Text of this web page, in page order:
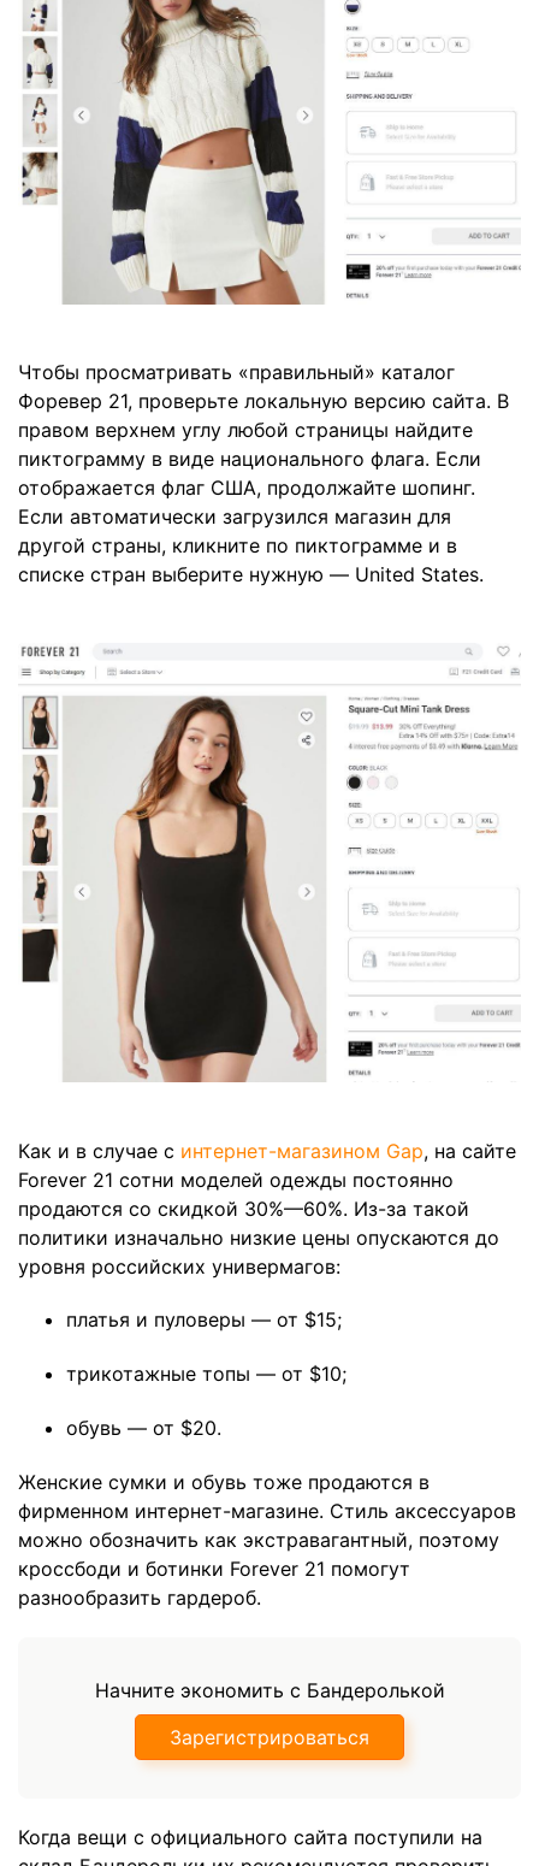
Чтобы просматривать «правильный» каталог
Форевер 21, проверьте локальную версию сайта. В
правом верхнем углу любой страницы найдите
пиктограмму в виде национального флага. Если
отображается флаг США, продолжайте шопинг.
Если автоматически загрузился магазин для
другой страны, кликните по пиктограмме и в
списке стран выберите нужную — United States.
Как и в случае с интернет-магазином Gap, на сайте
Forever 21 сотни моделей одежды постоянно
продаются со скидкой 30%—60%. Из-за такой
политики изначально низкие цены опускаются до
уровня российских универмагов:
платья и пуловеры — от $15;
трикотажные топы — от $10;
обувь — от $20.
Женские сумки и обувь тоже продаются в
фирменном интернет-магазине. Стиль аксессуаров
можно обозначить как экстравагантный, поэтому
кроссбоди и ботинки Forever 21 помогут
разнообразить гардероб.
Начните экономить с Бандеролькой
Зарегистрироваться
Когда вещи с официального сайта поступили на